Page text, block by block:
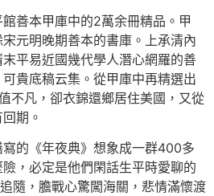
善本甲庫中的2萬余冊精品。甲
元明晚期善本的書庫。上承清內
平易近國幾代學人潛心網羅的善
貴底稿云集。從甲庫中再精選出
不凡，卻衣錦還鄉居住美國，又從
期。
的《年夜典》想象成一群400多
，必定是他們閑話生平時愛聊的
隨，膽戰心驚闖海關，悲情滿懷渡